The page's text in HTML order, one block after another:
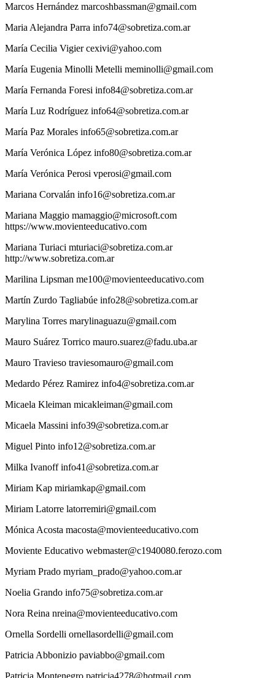
Marcos Hernández marcoshbassman@gmail.com
Maria Alejandra Parra info74@sobretiza.com.ar
María Cecilia Vigiercexivi@yahoo.com
María Eugenia Minolli Metelli meminolli@gmail.com
María Fernanda Foresi info84@sobretiza.com.ar
María Luz Rodríguez info64@sobretiza.com.ar
María Paz Morales info65@sobretiza.com.ar
María Verónica López info80@sobretiza.com.ar
María Verónica Perosi vperosi@gmail.com
Mariana Corvalán info16@sobretiza.com.ar
Mariana Maggio mamaggio@microsoft.com
https://www.movienteeducativo.com
Mariana Turiaci mturiaci@sobretiza.com.ar
http://www.sobretiza.com.ar
Marilina Lipsman me100@movienteeducativo.com
Martín Zurdo Tagliabúe info28@sobretiza.com.ar
Marylina Torres marylinaguazu@gmail.com
Mauro Suárez Torrico mauro.suarez@fadu.uba.ar
Mauro Travieso traviesomauro@gmail.com
Medardo Pérez Ramirez info4@sobretiza.com.ar
Micaela Kleiman micakleiman@gmail.com
Micaela Massini info39@sobretiza.com.ar
Miguel Pinto info12@sobretiza.com.ar
Milka Ivanoffinfo41@sobretiza.com.ar
Miriam Kap miriamkap@gmail.com
Miriam Latorre latorremiri@gmail.com
Mónica Acosta macosta@movienteeducativo.com
Moviente Educativo webmaster@c1940080.ferozo.com
Myriam Prado myriam_prado@yahoo.com.ar
Noelia Grando info75@sobretiza.com.ar
Nora Reina nreina@movienteeducativo.com
Ornella Sordelli ornellasordelli@gmail.com
Patricia Abbonizio paviabbo@gmail.com
Patricia Montenegro patricia4278@hotmail.com